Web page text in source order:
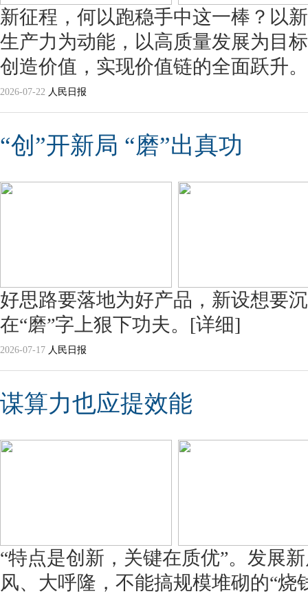
新征程，何以跑稳手中这一棒？以
生产力为动能，以高质量发展为目
创造价值，实现价值链的全面跃升。
2026-07-22 人民日报
“创”开新局 “磨”出真功
好思路要落地为好产品，新设想要
在“磨”字上狠下功夫。 [详细]
2026-07-17 人民日报
谋算力也应提效能
“特点是创新，关键在质优”。发展
风、大呼隆，不能搞规模堆砌的“烧